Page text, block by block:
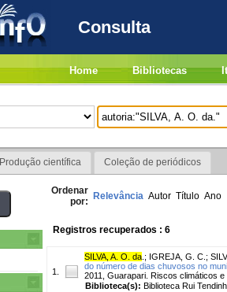
Consulta
Home Bibliotecas
Produção científica Coleção de periódicos
Ordenar
por: Relevância Autor Título Ano
Registros recuperados : 6
1.
SILVA, A. O. da ; IGREJA, G. C. ;
do número de dias chuvosos no
2011, Guarapari. Riscos climáticos
Biblioteca(s): Biblioteca Rui